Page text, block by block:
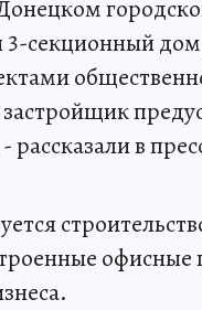
3-секционный
в